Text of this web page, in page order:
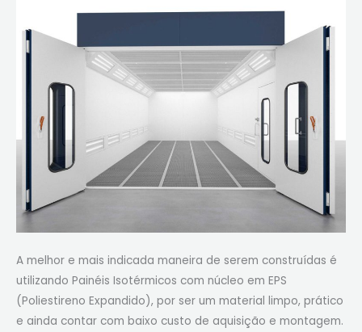
A melhor e mais indicada maneira de serem construídas é
utilizando Painéis Isotérmicos com núcleo em EPS
(Poliestireno Expandido), por ser um material limpo, prático
e ainda contar com baixo custo de aquisição e montagem.